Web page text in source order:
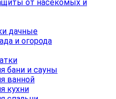
от насекомых и
дачные
и огорода
бани и сауны
ванной
кухни